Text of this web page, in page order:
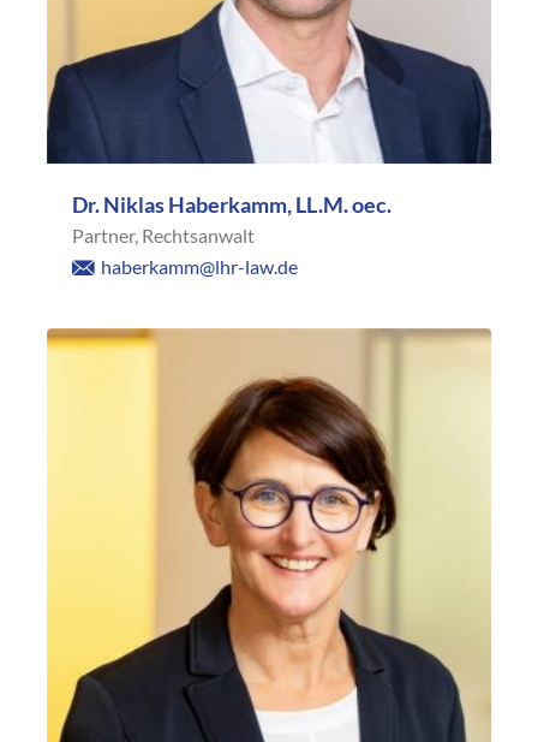
Dr. Niklas Haberkamm, LL.M. oec.
Partner, Rechtsanwalt
haberkamm@lhr-law.de